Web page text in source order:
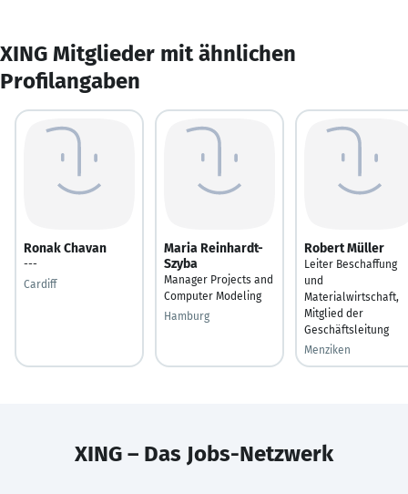
XING Mitglieder mit ähnlichen
Profilangaben
Ronak Chavan
---
Cardiff
Maria Reinhardt-
Szyba
Manager Projects and
Computer Modeling
Hamburg
Robert Müller
Leiter Beschaffung
und
Materialwirtschaft,
Mitglied der
Geschäftsleitung
Menziken
XING – Das Jobs-Netzwerk